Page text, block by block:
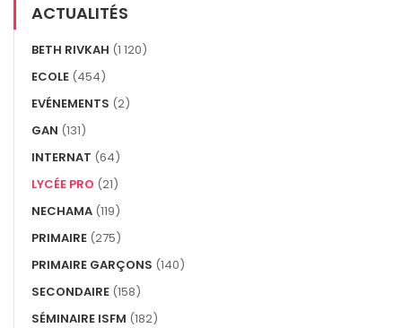
ACTUALITÉS
BETH RIVKAH (1 120)
ECOLE (454)
EVÉNEMENTS (2)
GAN (131)
INTERNAT (64)
LYCÉE PRO (21)
NECHAMA (119)
PRIMAIRE (275)
PRIMAIRE GARÇONS (140)
SECONDAIRE (158)
SÉMINAIRE ISFM (182)